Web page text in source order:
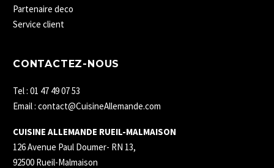
Partenaire deco
Service client
CONTACTEZ-NOUS
Tel : 01 47 49 07 53
Email : contact@CuisineAllemande.com
CUISINE ALLEMANDE RUEIL-MALMAISON
126 Avenue Paul Doumer- RN 13,
92500 Rueil-Malmaison